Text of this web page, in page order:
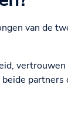
van de
vertrouwen
partners